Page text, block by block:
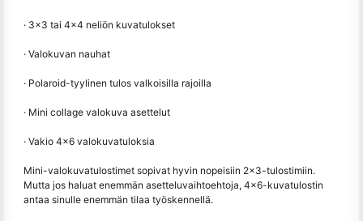
· 3×3 tai 4×4 neliön kuvatulokset
· Valokuvan nauhat
· Polaroid-tyylinen tulos valkoisilla rajoilla
· Mini collage valokuva asettelut
· Vakio 4×6 valokuvatuloksia
Mini-valokuvatulostimet sopivat hyvin nopeisiin 2×3-tulostimiin.
Mutta jos haluat enemmän asetteluvaihtoehtoja, 4×6-kuvatulostin
antaa sinulle enemmän tilaa työskennellä.